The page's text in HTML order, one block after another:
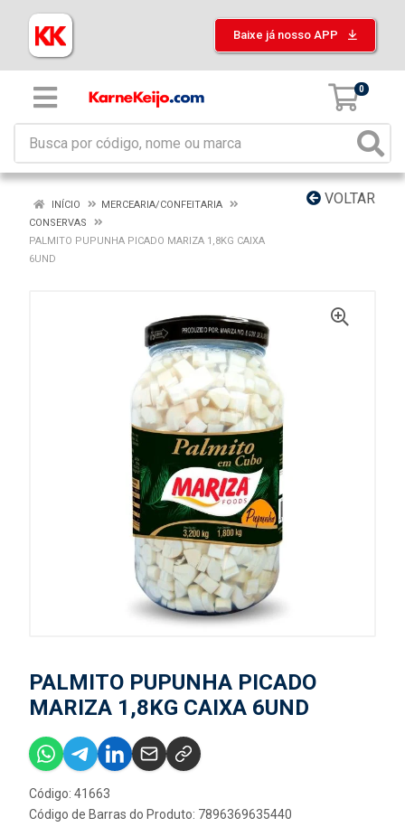
Baixe já nosso APP
0
VOLTAR
INÍCIO
MERCEARIA/CONFEITARIA
CONSERVAS
PALMITO PUPUNHA PICADO MARIZA 1,8KG CAIXA
6UND
PALMITO PUPUNHA PICADO
MARIZA 1,8KG CAIXA 6UND
Código: 41663
Código de Barras do Produto: 7896369635440